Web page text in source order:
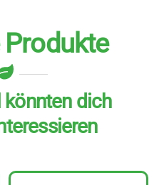
könnten dich